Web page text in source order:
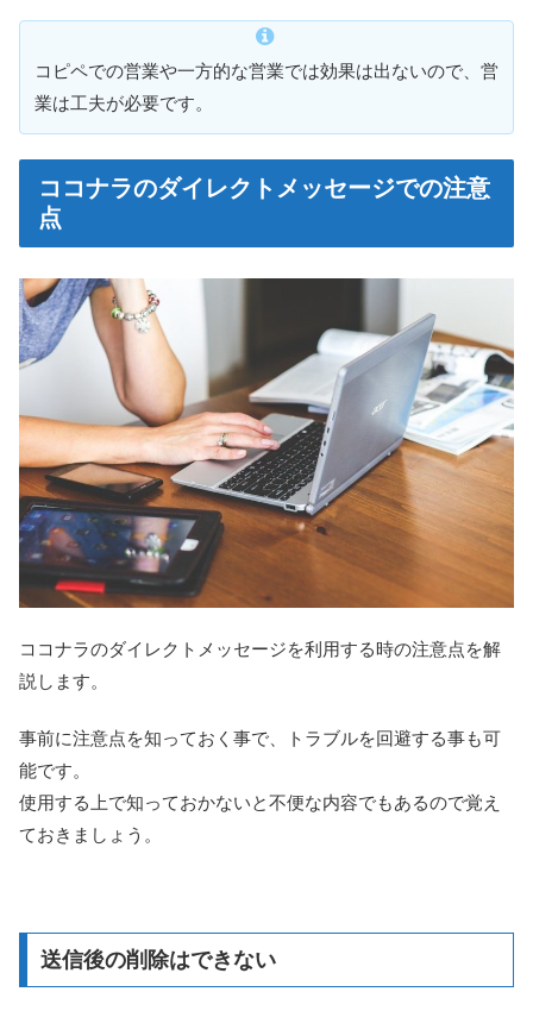
コピペでの営業や一方的な営業では効果は出ないので、営
業は工夫が必要です。
ココナラのダイレクトメッセージでの注意
点
ココナラのダイレクトメッセージを利用する時の注意点を解
説します。
事前に注意点を知っておく事で、トラブルを回避する事も可
能です。
使用する上で知っておかないと不便な内容でもあるので覚え
ておきましょう。
送信後の削除はできない